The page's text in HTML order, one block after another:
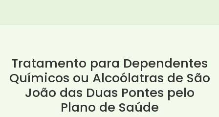
Tratamento para Dependentes
Químicos ou Alcoólatras de São
João das Duas Pontes pelo
Plano de Saúde